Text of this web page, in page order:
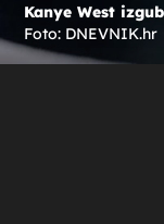
Kanye West
Foto: DNEVNIK.hr